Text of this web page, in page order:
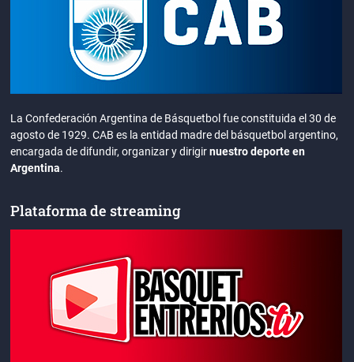
La Confederación Argentina de Básquetbol fue constituida el 30 de
agosto de 1929. CAB es la entidad madre del básquetbol argentino,
encargada de difundir, organizar y dirigirnuestro deporte en
Argentina.
Plataforma de streaming